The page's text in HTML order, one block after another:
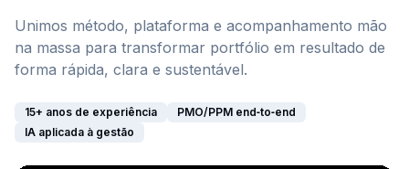
Unimos método, plataforma e acompanhamento mão
na massa para transformar portfólio em resultado de
forma rápida, clara e sustentável.
15+ anos de experiência
PMO/PPM end‑to‑end
IA aplicada à gestão